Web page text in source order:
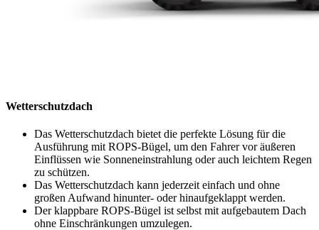
Wetterschutzdach
Das Wetterschutzdach bietet die perfekte Lösung für die
Ausführung mit ROPS-Bügel, um den Fahrer vor äußeren
Einflüssen wie Sonneneinstrahlung oder auch leichtem Regen
zu schützen.
Das Wetterschutzdach kann jederzeit einfach und ohne
großen Aufwand hinunter- oder hinaufgeklappt werden.
Der klappbare ROPS-Bügel ist selbst mit aufgebautem Dach
ohne Einschränkungen umzulegen.